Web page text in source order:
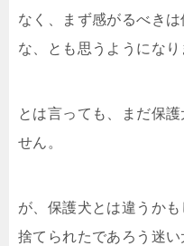
なく、まず感がるべき
な、とも思うようになり
とは言っても、まだ保
せん。
が、保護犬とは違うか
捨てられたであろう迷い